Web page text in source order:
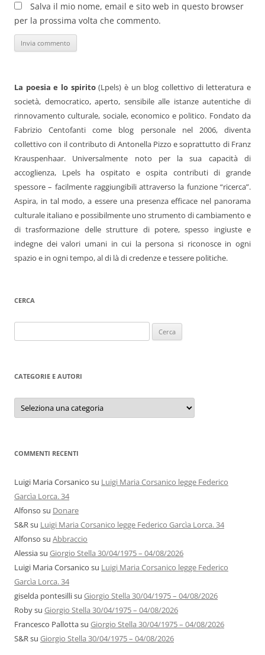
Salva il mio nome, email e sito web in questo browser
per la prossima volta che commento.
La poesia e lo spirito(Lpels) è un blog collettivo di letteratura e
società, democratico, aperto, sensibile alle istanze autentiche di
rinnovamento culturale, sociale, economico e politico. Fondato da
Fabrizio Centofanti come blog personale nel 2006, diventa
collettivo con il contributo di Antonella Pizzo e soprattutto di Franz
Krauspenhaar. Universalmente noto per la sua capacità di
accoglienza, Lpels ha ospitato e ospita contributi di grande
spessore – facilmente raggiungibili attraverso la funzione “ricerca”.
Aspira, in tal modo, a essere una presenza efficace nel panorama
culturale italiano e possibilmente uno strumento di cambiamento e
di trasformazione delle strutture di potere, spesso ingiuste e
indegne dei valori umani in cui la persona si riconosce in ogni
spazio e in ogni tempo, al di là di credenze e tessere politiche.
CERCA
per:
CATEGORIE E AUTORI
Categorie
autori
COMMENTI RECENTI
Luigi Maria Corsanico su Luigi Maria Corsanico legge Federico
Garcìa Lorca. 34
Alfonso su Donare
S&Rsu Luigi Maria Corsanico legge Federico Garcìa Lorca. 34
Alfonso su Abbraccio
Alessiasu Giorgio Stella 30/04/1975 – 04/08/2026
Luigi Maria Corsanico su Luigi Maria Corsanico legge Federico
Garcìa Lorca. 34
giselda pontesillisu Giorgio Stella 30/04/1975 – 04/08/2026
Robysu Giorgio Stella 30/04/1975 – 04/08/2026
Francesco Pallottasu Giorgio Stella 30/04/1975 – 04/08/2026
S&Rsu Giorgio Stella 30/04/1975 – 04/08/2026